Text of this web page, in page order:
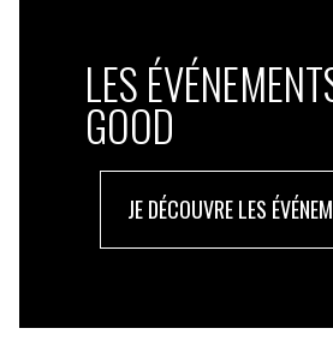
LES
GOOD
JE DÉCOUVRE LES